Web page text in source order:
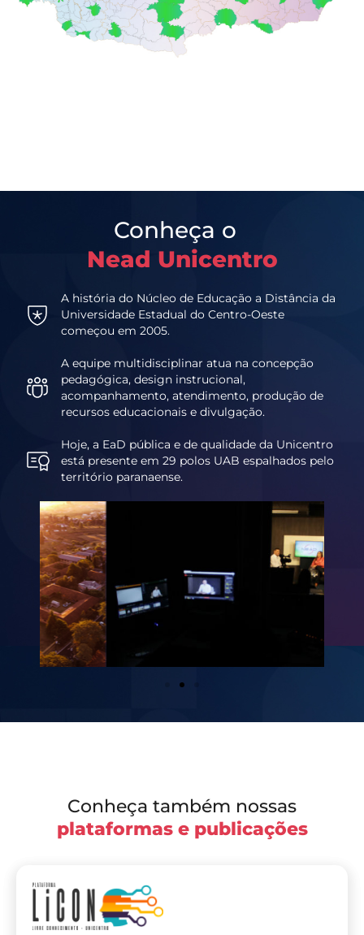
Conheça o
Nead Unicentro
A história do Núcleo de Educação a Distância da
Universidade Estadual do Centro-Oeste
começou em 2005.
A equipe multidisciplinar atua na concepção
pedagógica, design instrucional,
acompanhamento, atendimento, produção de
recursos educacionais e divulgação.
Hoje, a EaD pública e de qualidade da Unicentro
está presente em 29 polos UAB espalhados pelo
território paranaense.
Conheça também nossas
plataformas e publicações